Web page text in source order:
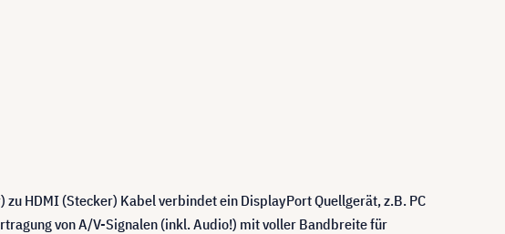
HDMI (Stecker) Kabel verbindet ein DisplayPort Quellgerät, z.B. PC
von A/V-Signalen (inkl. Audio!) mit voller Bandbreite für